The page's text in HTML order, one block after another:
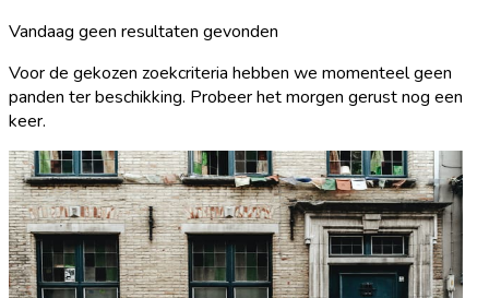
Vandaag geen resultaten gevonden
Voor de gekozen zoekcriteria hebben we momenteel geen
panden ter beschikking. Probeer het morgen gerust nog een
keer.